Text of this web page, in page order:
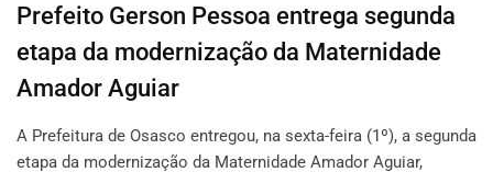
Prefeito Gerson Pessoa entrega segunda
etapa da modernização da Maternidade
Amador Aguiar
A Prefeitura de Osasco entregou, na sexta-feira (1º), a segunda
etapa da modernização da Maternidade Amador Aguiar,